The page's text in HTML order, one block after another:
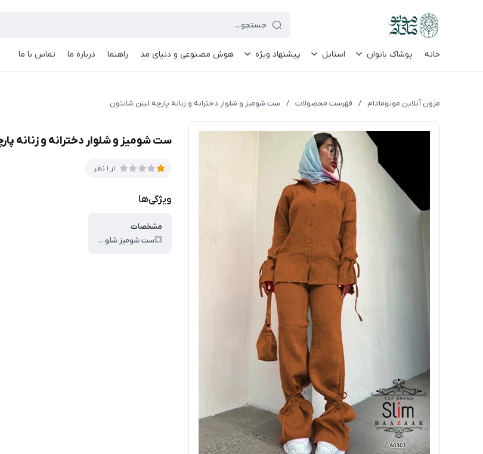
خانه پوشاک بانوان استایل پیشنهاد ویژه هوش مصنوعی و دنیای مد راهنما درباره ما تماس با ما
مزون آنلاین مونومادام / فهرست محصولات / ست شومیز و شلوار دخترانه و زنانه پارچه لینن شانتون
ست شومیز و شلوار دخترانه و زنانه
از 1 نظر
ویژگی‌ها
مشخصات
💥ست شومیز شلوار SLIM ، 💥کد : 60303 ، 💥سایز : 38 تا 44 ، 💥مشخصات شومیز: ، قدکار : 67 سانت ، عرض شانه: 43 سانت ، عرض سینه: 55 سانت ، قد آستین : 65 سانت ، 💥 مشخصات شلوار: ، قد: 122 سانت ، دور کمر: 65 الی 100 سانت ، دور باسن : 135 سانت ، دور ران: 64 سانت ، 💥جنس : لینن شانتون ، 🎯بسته بندی تک سلفون ، 🎯کیفیت دوخت و تن خور عالی